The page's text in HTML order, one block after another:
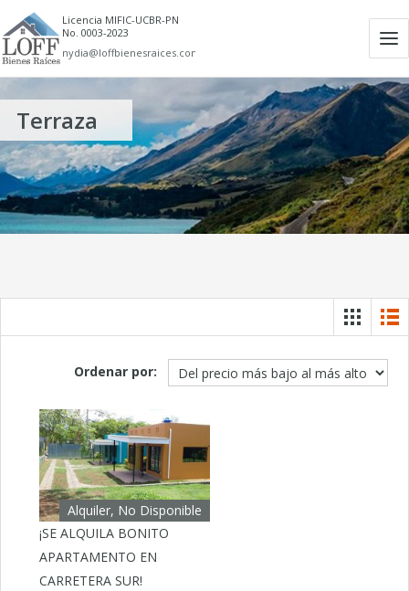
Licencia MIFIC-UCBR-PN
No. 0003-2023
nydia@loffbienesraices.com
Terraza
Ordenar por:
Alquiler, No Disponible
¡SE ALQUILA BONITO
APARTAMENTO EN
CARRETERA SUR!